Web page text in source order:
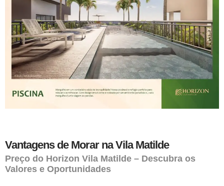
Vantagens de Morar na Vila Matilde
Preço do Horizon Vila Matilde – Descubra os
Valores e Oportunidades